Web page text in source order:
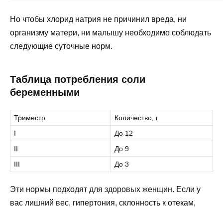
Но чтобы хлорид натрия не причинил вреда, ни
организму матери, ни малышу необходимо соблюдать
следующие суточные норм.
Таблица потребления соли
беременными
Триместр
Количество, г
I
До 12
II
До 9
III
До 3
Эти нормы подходят для здоровых женщин. Если у
вас лишний вес, гипертония, склонность к отекам,